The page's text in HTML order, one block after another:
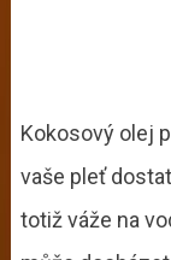
Kokosový olej
vaše pleť
totiž váže na